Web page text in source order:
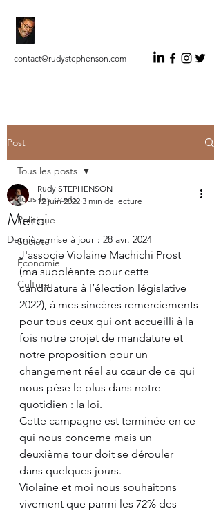
Auteur Indépendant Éditorialiste
contact@rudystephenson.com
Post
Tous les posts
Politique
Société
Économie
Culture
Tous les posts
Merci
Rudy STEPHENSON
12 juin 2022 3 min de lecture
Dernière mise à jour : 28 avr. 2024
J'associe Violaine Machichi Prost
(ma suppléante pour cette
candidature à l’élection législative
2022), à mes sincères remerciements
pour tous ceux qui ont accueilli à la
fois notre projet de mandature et
notre proposition pour un
changement réel au cœur de ce qui
nous pèse le plus dans notre
quotidien : la loi.
Cette campagne est terminée en ce
qui nous concerne mais un
deuxième tour doit se dérouler
dans quelques jours.
Violaine et moi nous souhaitons
vivement que parmi les 72% des